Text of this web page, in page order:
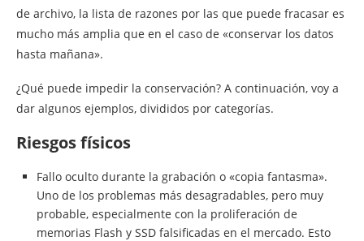
de archivo, la lista de razones por las que puede fracasar es
mucho más amplia que en el caso de «conservar los datos
hasta mañana».
¿Qué puede impedir la conservación? A continuación, voy a
dar algunos ejemplos, divididos por categorías.
Riesgos físicos
Fallo oculto durante la grabación o «copia fantasma».
Uno de los problemas más desagradables, pero muy
probable, especialmente con la proliferación de
memorias Flash y SSD falsificadas en el mercado. Esto